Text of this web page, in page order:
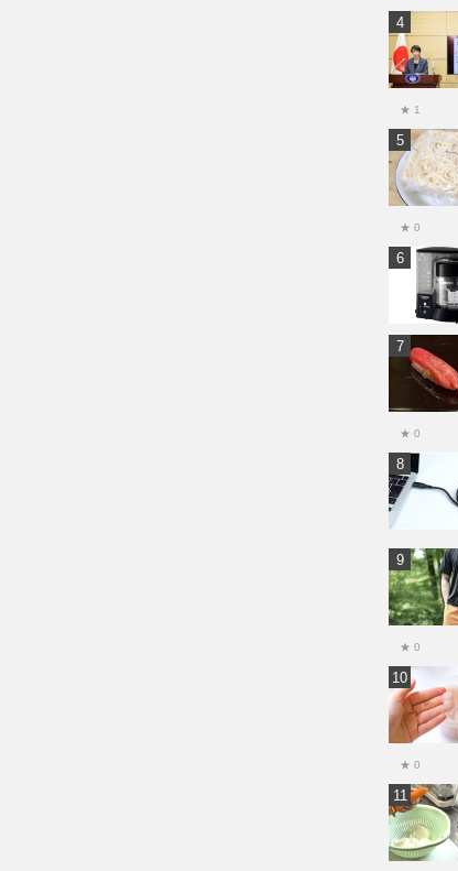
★ 1
★ 0
★ 0
★ 0
★ 0